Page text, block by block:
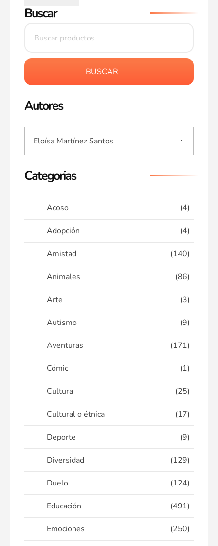
Buscar
BUSCAR
Autores
Categorias
Acoso (4)
Adopción (4)
Amistad (140)
Animales (86)
Arte (3)
Autismo (9)
Aventuras (171)
Cómic (1)
Cultura (25)
Cultural o étnica (17)
Deporte (9)
Diversidad (129)
Duelo (124)
Educación (491)
Emociones (250)